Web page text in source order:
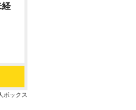
経
ボックス